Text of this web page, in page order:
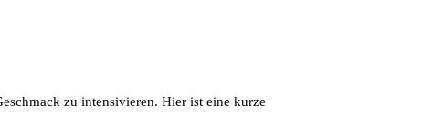
zu intensivieren. Hier ist eine kurze